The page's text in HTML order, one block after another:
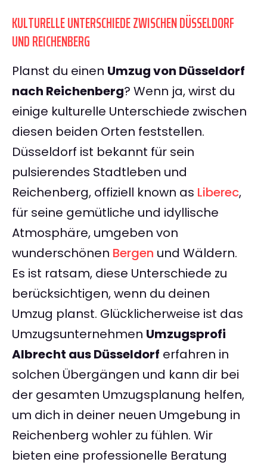
KULTURELLE UNTERSCHIEDE ZWISCHEN DÜSSELDORF
UND REICHENBERG
Planst du einen Umzug von Düsseldorf
nach Reichenberg? Wenn ja, wirst du
einige kulturelle Unterschiede zwischen
diesen beiden Orten feststellen.
Düsseldorf ist bekannt für sein
pulsierendes Stadtleben und
Reichenberg, offiziell known as Liberec,
für seine gemütliche und idyllische
Atmosphäre, umgeben von
wunderschönen Bergen und Wäldern.
Es ist ratsam, diese Unterschiede zu
berücksichtigen, wenn du deinen
Umzug planst. Glücklicherweise ist das
Umzugsunternehmen Umzugsprofi
Albrecht aus Düsseldorf erfahren in
solchen Übergängen und kann dir bei
der gesamten Umzugsplanung helfen,
um dich in deiner neuen Umgebung in
Reichenberg wohler zu fühlen. Wir
bieten eine professionelle Beratung